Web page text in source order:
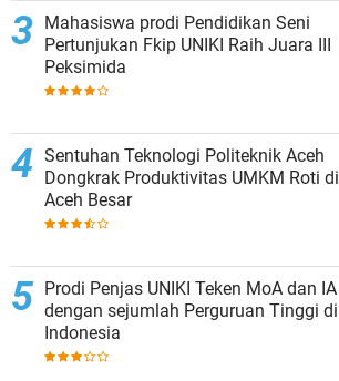
Mahasiswa prodi Pendidikan Seni
Pertunjukan Fkip UNIKI Raih Juara III
Peksimida
Sentuhan Teknologi Politeknik Aceh
Dongkrak Produktivitas UMKM Roti di
Aceh Besar
Prodi Penjas UNIKI Teken MoA dan IA
dengan sejumlah Perguruan Tinggi di
Indonesia